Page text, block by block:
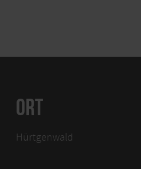
ORT
Hürtgenwald